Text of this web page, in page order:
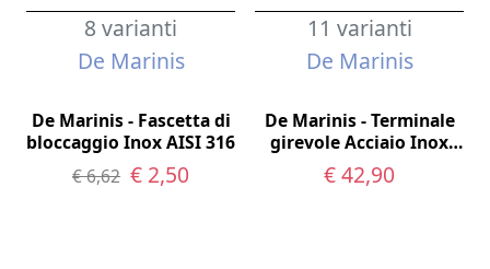
8 varianti
De Marinis
De Marinis - Fascetta di
bloccaggio Inox AISI 316
€ 6,62 € 2,50
11 varianti
De Marinis
De Marinis - Terminale
girevole Acciaio Inox
AISI 316L monoparete
€ 42,90